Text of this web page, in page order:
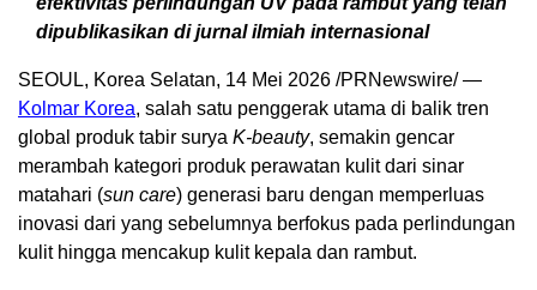
dipublikasikan di jurnal ilmiah internasional
SEOUL, Korea Selatan, 14 Mei 2026 /PRNewswire/ —
Kolmar Korea, salah satu penggerak utama di balik tren
global produk tabir surya K-beauty, semakin gencar
merambah kategori produk perawatan kulit dari sinar
matahari (sun care) generasi baru dengan memperluas
inovasi dari yang sebelumnya berfokus pada perlindungan
kulit hingga mencakup kulit kepala dan rambut.